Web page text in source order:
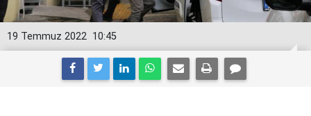
10:45
19 Temmuz 2022